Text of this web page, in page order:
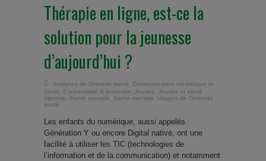
Thérapie en ligne, est-ce la
solution pour la jeunesse
d’aujourd’hui ?
Analyses de l'internet santé, Communication médiatique et
santé, E-parentalité & jeunesse, Jeunes, Jeunes et santé
mentale, Santé mentale, Santé mentale, Usages de l'Internet
santé
Les enfants du numérique, aussi appelés
Génération Y ou encore Digital native, ont une
facilité à utiliser les TIC (technologies de
l’information et de la communication) et notamment